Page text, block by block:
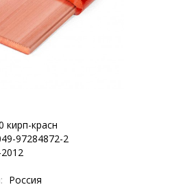
красн
97284872-2
Россия